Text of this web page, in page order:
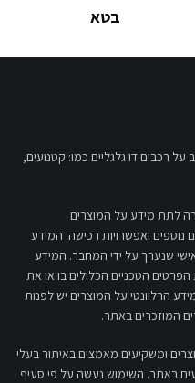
בטא
רכבים דו גלגליים כמו: קטנועים,
לתת מידע על המוצרים
ואפשרויות רכישה. המידע
שנערך על ידי המחבר. המידע
הטכניים הכלולים בו או את
הרלוונטי על המוצרים יש לפנות
המוזכרים באתר.
ומשקיעים מאמצים באיתור בעלי
באתר. השימוש נעשה על פי סעיף